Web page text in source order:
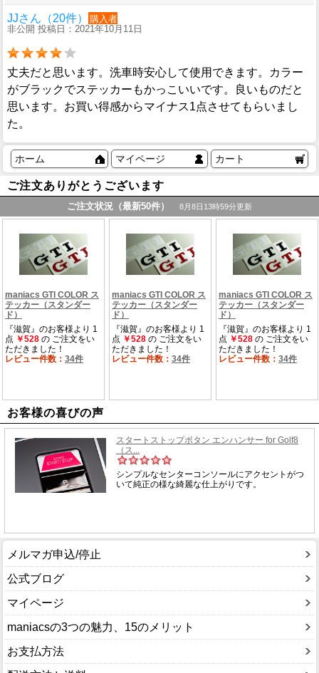
JJさん（20件）
購入者
非公開 投稿日：2021年10月11日
丈夫だと思います。洗車時安心して使用できます。カラー
がブラックでステッカーもかっこいいです。良いものだと
思います。お買い得感からマイナス1点させてもらいまし
た。
ホーム マイページ カート
ご注文ありがとうございます
お客様の喜びの声
メルマガ申込/停止
公式ブログ
マイページ
maniacsの3つの魅力、15のメリット
お支払方法